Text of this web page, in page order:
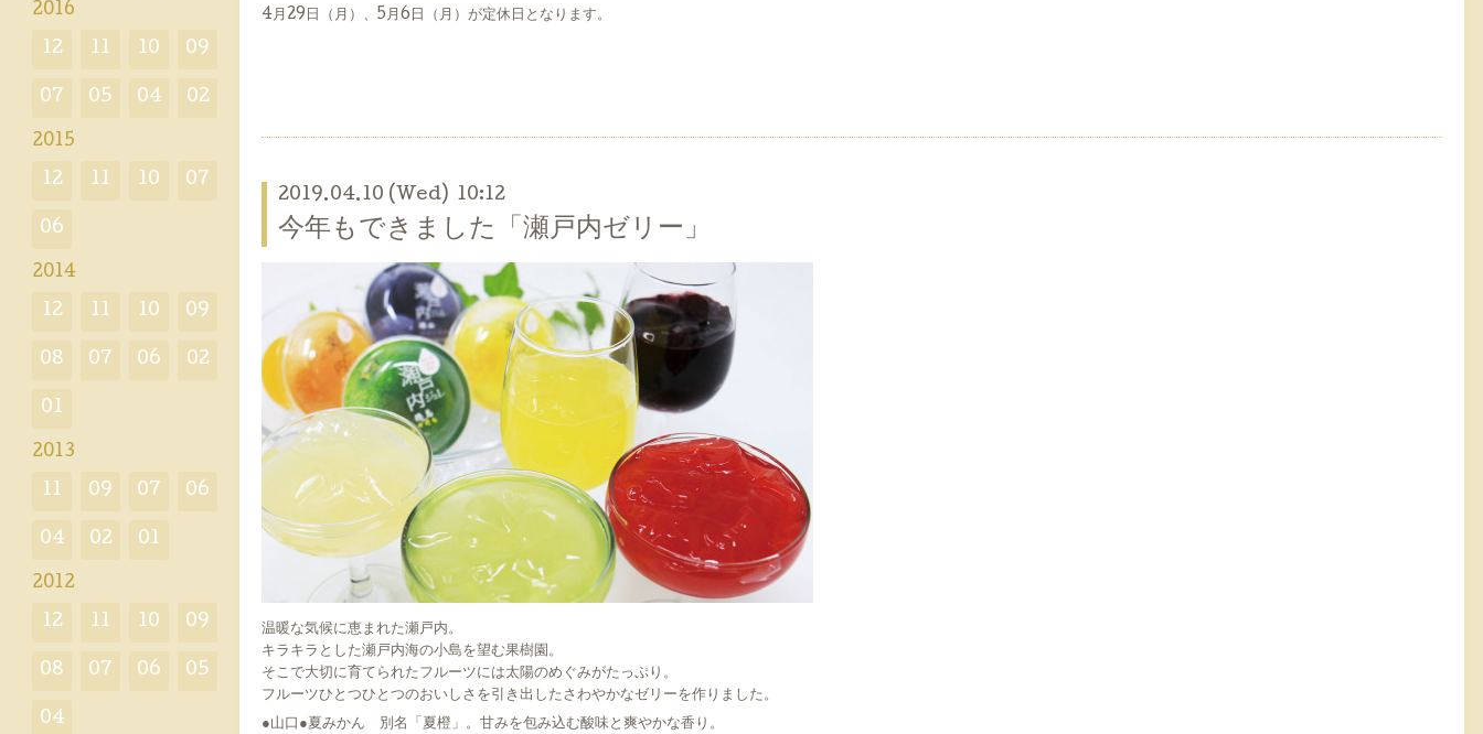
4月29日（月）、5月6日（月）が定休日となります。
2019.04.10 (Wed) 10:12
今年もできました「瀬戸内ゼリー」
温暖な気候に恵まれた瀬戸内。
キラキラとした瀬戸内海の小島を望む果樹園。
そこで大切に育てられたフルーツには太陽のめぐみがたっぷり。
フルーツひとつひとつのおいしさを引き出したさわやかなゼリーを作りました。
●山口●夏みかん 別名「夏橙」。甘みを包み込む酸味と爽やかな香り。
2016
12 11 10 09
07 05 04 02
2015
12 11 10 07
06
2014
12 11 10 09
08 07 06 02
01
2013
11 09 07 06
04 02 01
2012
12 11 10 09
08 07 06 05
04